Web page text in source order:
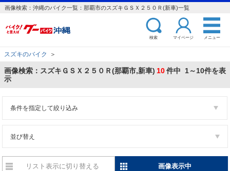
画像検索：沖縄のバイク一覧：那覇市のスズキＧＳＸ２５０Ｒ(新車)一覧
検索 マイページ メニュー
スズキのバイク ＞
画像検索：スズキＧＳＸ２５０Ｒ(那覇市,新車) 10件中 1～10件を表
示
条件を指定して絞り込み
並び替え
リスト表示に切り替える 画像表示中